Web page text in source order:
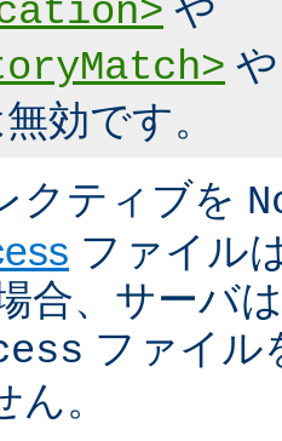
効です。
クティブを
ファイル
合、サーバ
ファイル
。